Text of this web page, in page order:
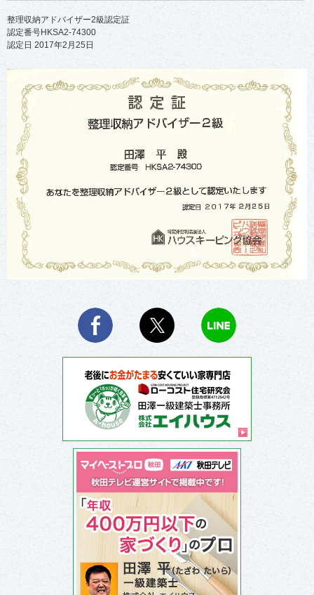
整理収納アドバイザー2級認定証
認定番号HKSA2-74300
認定日 2017年2月25日
Facebook